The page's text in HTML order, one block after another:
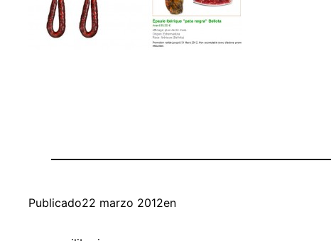
Publicado22 marzo 2012en